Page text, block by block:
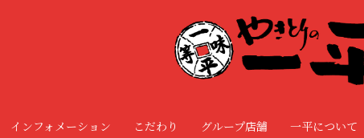
インフォメーション こだわり グループ店舗 一平について